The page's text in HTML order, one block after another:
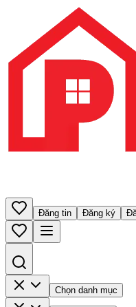
Đăng tin Đăng ký
Chọn danh mục